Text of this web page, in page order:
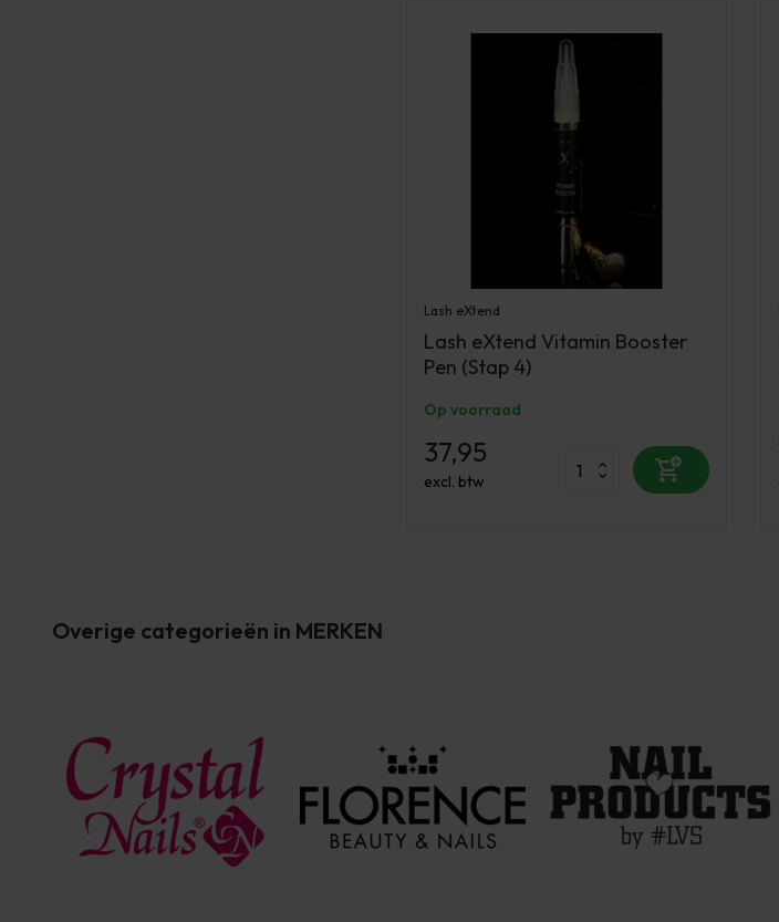
Lash eXtend
Lash eXtend Vitamin Booster
Pen (Stap 4)
Op voorraad
37,95
excl. btw
Overige categorieën in MERKEN